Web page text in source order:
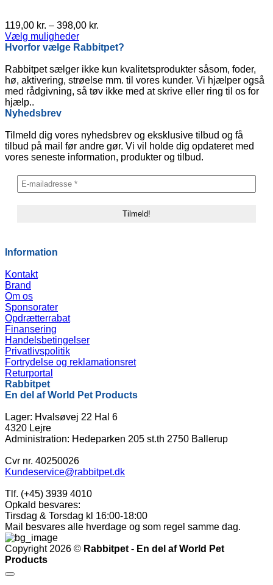
119,00 kr. – 398,00 kr.
til
Vælg muligheder
Dette
har
flere
varianter.
Mulighederne
kan
på
varesiden
Hvorfor vælge Rabbitpet?
Rabbitpet sælger ikke kun kvalitetsprodukter såsom, foder,
hø, aktivering, strøelse mm. til vores kunder. Vi hjælper også
med rådgivning, så tøv ikke med at skrive eller ring til os for
hjælp..
Nyhedsbrev
Tilmeld dig vores nyhedsbrev og eksklusive tilbud og få
tilbud på mail før andre gør. Vi vil holde dig opdateret med
vores seneste information, produkter og tilbud.
Information
Kontakt
Brand
Om os
Sponsorater
Opdrætterrabat
Finansering
Handelsbetingelser
Privatlivspolitik
Fortrydelse og reklamationsret
Returportal
Rabbitpet
En del af World Pet Products
Lager: Hvalsøvej 22 Hal 6
4320 Lejre
Administration: Hedeparken 205 st.th 2750 Ballerup
Cvr nr. 40250026
Kundeservice@rabbitpet.dk
Tlf. (+45) 3939 4010
Opkald besvares:
Tirsdag & Torsdag kl 16:00-18:00
Mail besvares alle hverdage og som regel samme dag.
Copyright 2026 © Rabbitpet - En del af World Pet
Products